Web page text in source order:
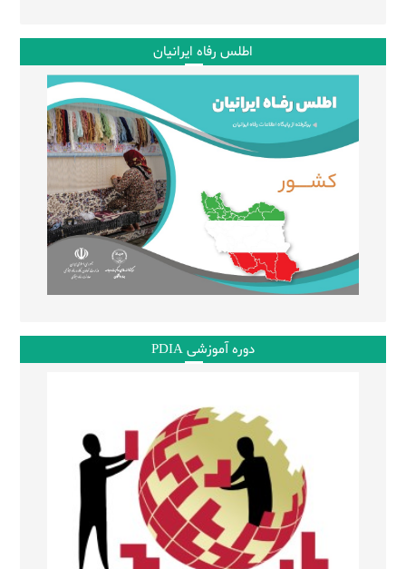
اطلس رفاه ایرانیان
دوره آموزشی PDIA